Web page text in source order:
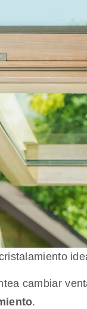
cambiar
.